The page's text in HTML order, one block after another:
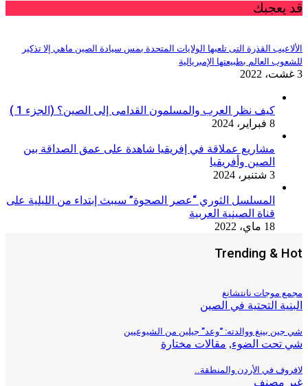
القذرة التى تلعبها الولايات المتحدة بمس سيادة الصين ماهي إلا تذكير
العالم بطبيعتها الإمبريالية
كيف نظر العرب والمسلمون القدامى إلى الصين؟ (الجزء 1 )
مشاريع عملاقة في إفريقيا شاهدة على عمق الصداقة بين
الصين وأفريقيا
المسلسل الثوري “عصر الصحوة” سيبث إبتداء من الليلية على
قناة الصينية العربية
Trending &
موجات نانتشانغ
التحتية في الصين
بينغ ووالدته: “وعد” جيلين من الشيوعيين
الضوء,مقالات مختارة
في الأردن والمنطقة..
مصنف